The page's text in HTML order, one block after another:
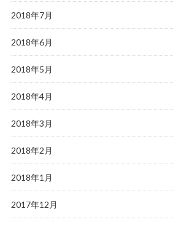
2018年7月
2018年6月
2018年5月
2018年4月
2018年3月
2018年2月
2018年1月
2017年12月